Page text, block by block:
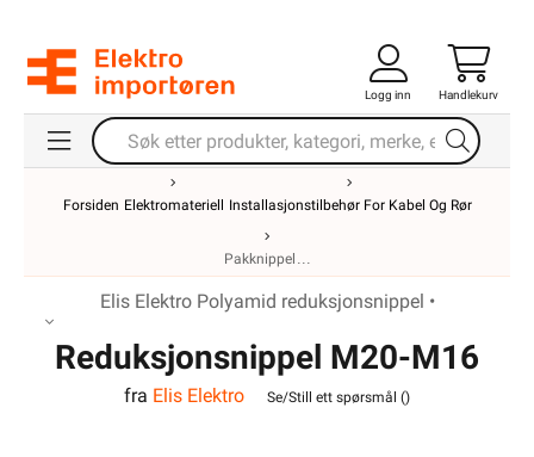
Logg inn Handlekurv
Forsiden Elektromateriell Installasjonstilbehør For Kabel Og Rør
Pakknippel
Elis Elektro Polyamid reduksjonsnippel •
Reduksjonsnippel M20-M16
Polyamid
fra Elis Elektro Se/Still ett spørsmål ()